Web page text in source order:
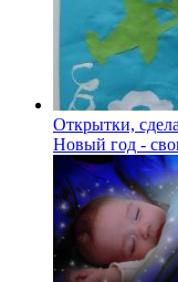
Открытки,
Новый год -